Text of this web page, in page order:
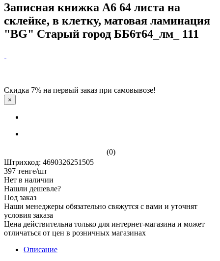
Записная книжка А6 64 листа на
склейке, в клетку, матовая ламинация
"BG" Старый город ББ6т64_лм_ 111
Скидка 7% на первый заказ при самовывозе!
×
(0)
Штрихкод: 4690326251505
397 тенге/шт
Нет в наличии
Нашли дешевле?
Под заказ
Наши менеджеры обязательно свяжутся с вами и уточнят
условия заказа
Цена действительна только для интернет-магазина и может
отличаться от цен в розничных магазинах
Описание